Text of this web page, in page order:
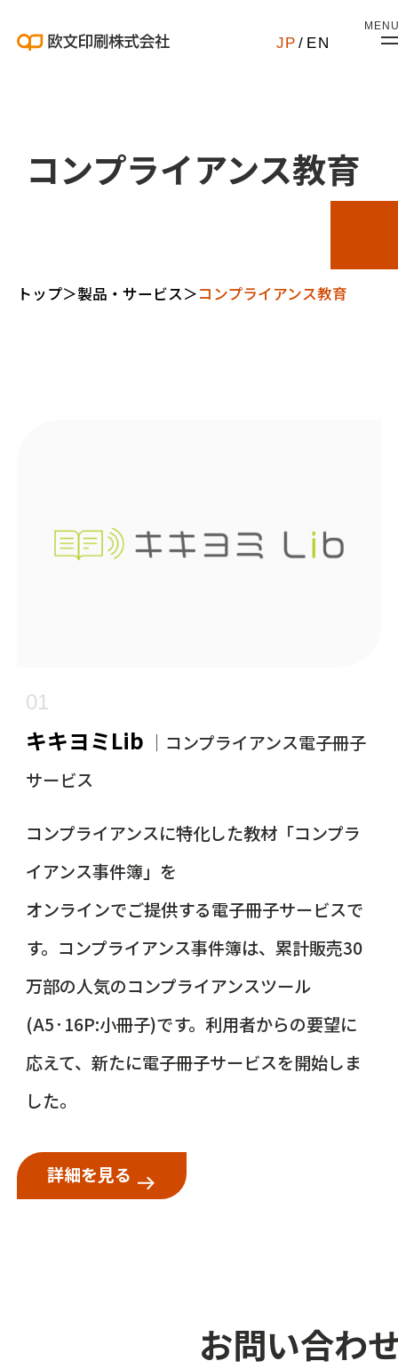
JP / EN
コンプライアンス教育
トップ＞製品・サービス＞コンプライアンス教育
01
キキヨミLib ｜コンプライアンス電子冊子
サービス
コンプライアンスに特化した教材「コンプラ
イアンス事件簿」を
オンラインでご提供する電子冊子サービスで
す。コンプライアンス事件簿は、累計販売30
万部の人気のコンプライアンスツール
(A5·16P:小冊子)です。利用者からの要望に
応えて、新たに電子冊子サービスを開始しま
した。
詳細を見る
お問い合わ